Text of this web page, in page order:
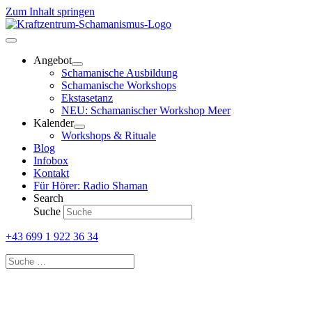
Zum Inhalt springen
Angebot
Schamanische Ausbildung
Schamanische Workshops
Ekstasetanz
NEU: Schamanischer Workshop Meer
Kalender
Workshops & Rituale
Blog
Infobox
Kontakt
Für Hörer: Radio Shaman
Search
Suche
+43 699 1 922 36 34